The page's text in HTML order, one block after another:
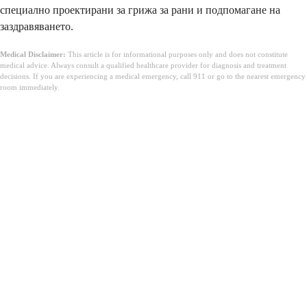
специално проектирани за грижа за рани и подпомагане на
заздравяването.
Medical Disclaimer: This article is for informational purposes only and does not constitute
medical advice. Always consult a qualified healthcare provider for diagnosis and treatment
decisions. If you are experiencing a medical emergency, call 911 or go to the nearest emergency
room immediately.